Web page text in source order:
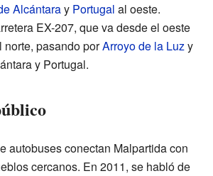
Alcántaray Portugal al oeste.
EX-207, que va desde el oeste
pasando porArroyo de la Luzy
y Portugal.
autobuses conectan Malpartida con
cercanos. En 2011, se habló de